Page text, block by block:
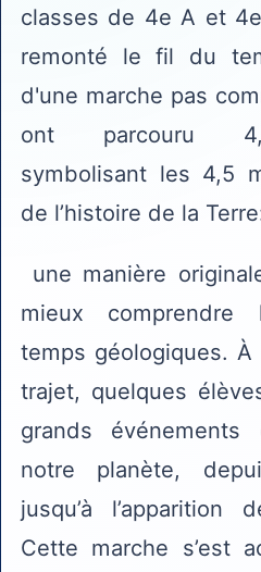
classes de 4e A et
remonté le fil du
d'une marche pas
ont parcouru
symbolisant les 4,5
de l’histoire de la
une manière
mieux comprendre
temps géologiques.
trajet, quelques
grands
notre planète,
jusqu’à l’apparition
Cette marche s’est